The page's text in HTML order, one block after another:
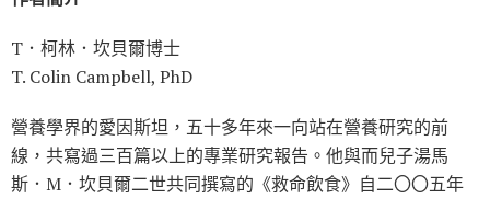
T．柯林．坎貝爾博士
T. Colin Campbell, PhD
營養學界的愛因斯坦，五十多年來一向站在營養研究的前
線，共寫過三百篇以上的專業研究報告。他與而兒子湯馬
斯．M．坎貝爾二世共同撰寫的《救命飲食》自二〇〇五年